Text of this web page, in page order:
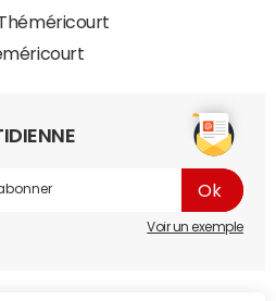
Voir un exemple